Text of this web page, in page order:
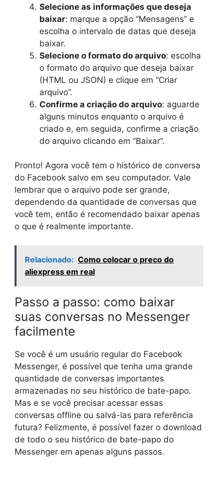
Selecione as informações que deseja
baixar: marque a opção “Mensagens” e
escolha o intervalo de datas que deseja
baixar.
Selecione o formato do arquivo: escolha
o formato do arquivo que deseja baixar
(HTML ou JSON) e clique em “Criar
arquivo”.
Confirme a criação do arquivo: aguarde
alguns minutos enquanto o arquivo é
criado e, em seguida, confirme a criação
do arquivo clicando em “Baixar”.
Pronto! Agora você tem o histórico de conversa
do Facebook salvo em seu computador. Vale
lembrar que o arquivo pode ser grande,
dependendo da quantidade de conversas que
você tem, então é recomendado baixar apenas
o que é realmente importante.
Relacionado: Como colocar o preco do
aliexpress em real
Passo a passo: como baixar
suas conversas no Messenger
facilmente
Se você é um usuário regular do Facebook
Messenger, é possível que tenha uma grande
quantidade de conversas importantes
armazenadas no seu histórico de bate-papo.
Mas e se você precisar acessar essas
conversas offline ou salvá-las para referência
futura? Felizmente, é possível fazer o download
de todo o seu histórico de bate-papo do
Messenger em apenas alguns passos.